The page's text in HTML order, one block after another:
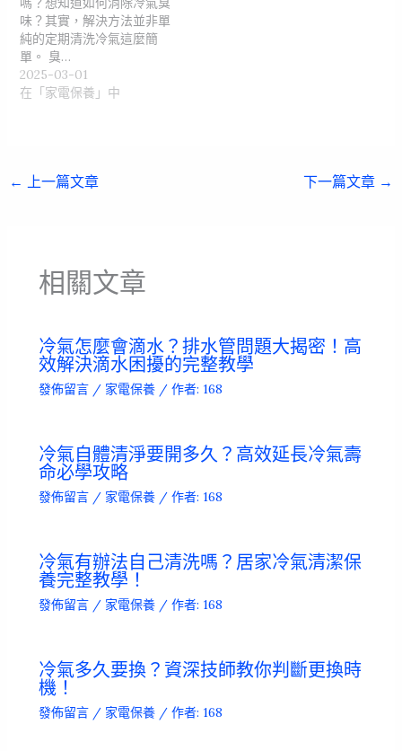
味？其實，解決方法並非單
純的定期清洗冷氣這麼簡
單。 臭…
2025-03-01
在「家電保養」中
← 上一篇文章 下一篇文章 →
相關文章
冷氣怎麼會滴水？排水管問題大揭密！高
效解決滴水困擾的完整教學
發佈留言 / 家電保養/ 作者: 168
冷氣自體清淨要開多久？高效延長冷氣壽
命必學攻略
發佈留言 / 家電保養/ 作者: 168
冷氣有辦法自己清洗嗎？居家冷氣清潔保
養完整教學！
發佈留言 / 家電保養/ 作者: 168
冷氣多久要換？資深技師教你判斷更換時
機！
發佈留言 / 家電保養/ 作者: 168